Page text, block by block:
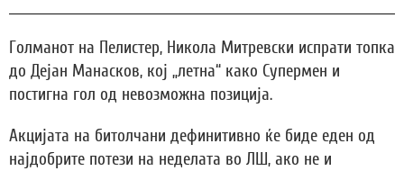
Голманот на Пелистер, Никола Митревски испрати топка
до Дејан Манасков, кој „летна“ како Супермен и
постигна гол од невозможна позиција.
Акцијата на битолчани дефинитивно ќе биде еден од
најдобрите потези на неделата во ЛШ, ако не и